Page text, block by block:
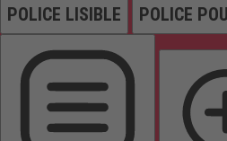
POLICE LISIBLE POLICE